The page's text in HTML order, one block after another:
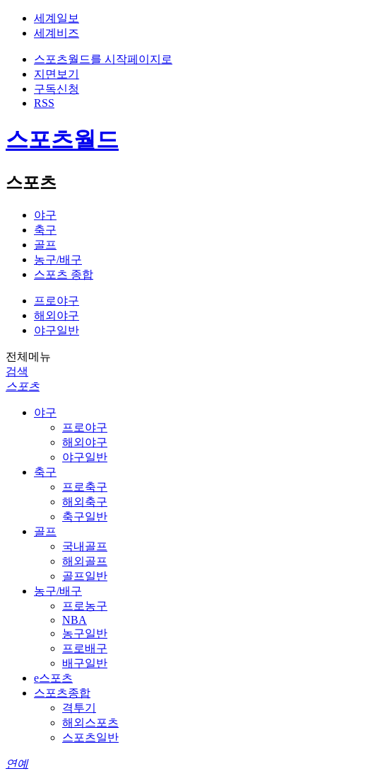
세계일보
세계비즈
스포츠월드를 시작페이지로
지면보기
구독신청
RSS
스포츠월드
스포츠
야구
축구
골프
농구/배구
스포츠 종합
프로야구
해외야구
야구일반
전체메뉴
검색
스포츠
야구
프로야구
해외야구
야구일반
축구
프로축구
해외축구
축구일반
골프
국내골프
해외골프
골프일반
농구/배구
프로농구
NBA
농구일반
프로배구
배구일반
e스포츠
스포츠종합
격투기
해외스포츠
스포츠일반
연예